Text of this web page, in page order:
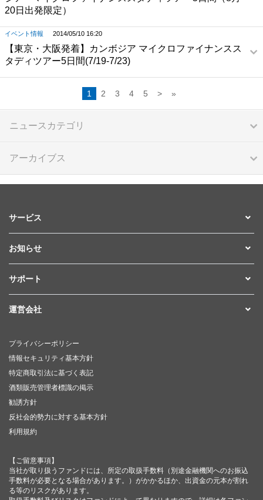
20日出発限定）
イベント情報 2014/05/10 16:20
【東京・大阪発着】カンボジア マイクロファイナンスス
タディツアー5日間(7/19-7/23)
1 2 3 4 5 > »
ニュースカテゴリ
アーカイブス
サービス
お知らせ
サポート
運営会社
プライバシーポリシー
情報セキュリティ基本方針
特定商取引法に基づく表記
酒類販売管理者標識の掲示
勧誘方針
反社会的勢力に対する基本方針
利用規約
【ご留意事項】
当社が取り扱うファンドには、所定の取扱手数料（別途金融機関へのお振込
手数料が必要となる場合があります。）がかかるほか、出資金の元本が割れ
る等のリスクがあります。